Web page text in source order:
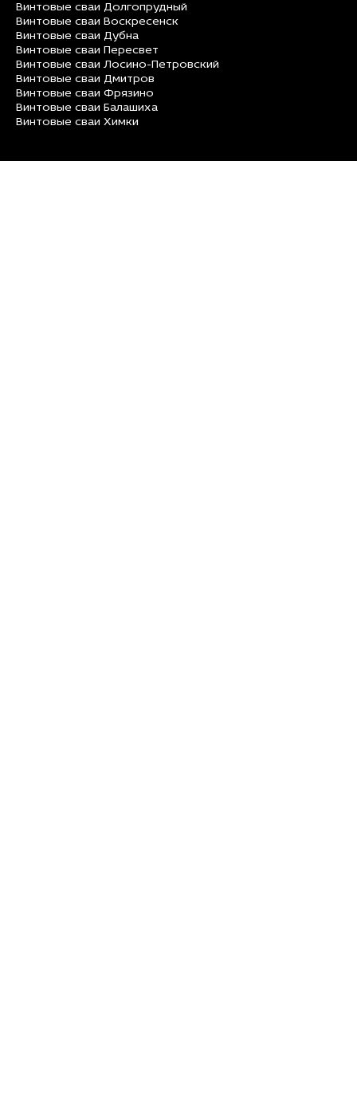
Винтовые сваи Долгопрудный
Винтовые сваи Воскресенск
Винтовые сваи Дубна
Винтовые сваи Пересвет
Винтовые сваи Лосино-Петровский
Винтовые сваи Дмитров
Винтовые сваи Фрязино
Винтовые сваи Балашиха
Винтовые сваи Химки